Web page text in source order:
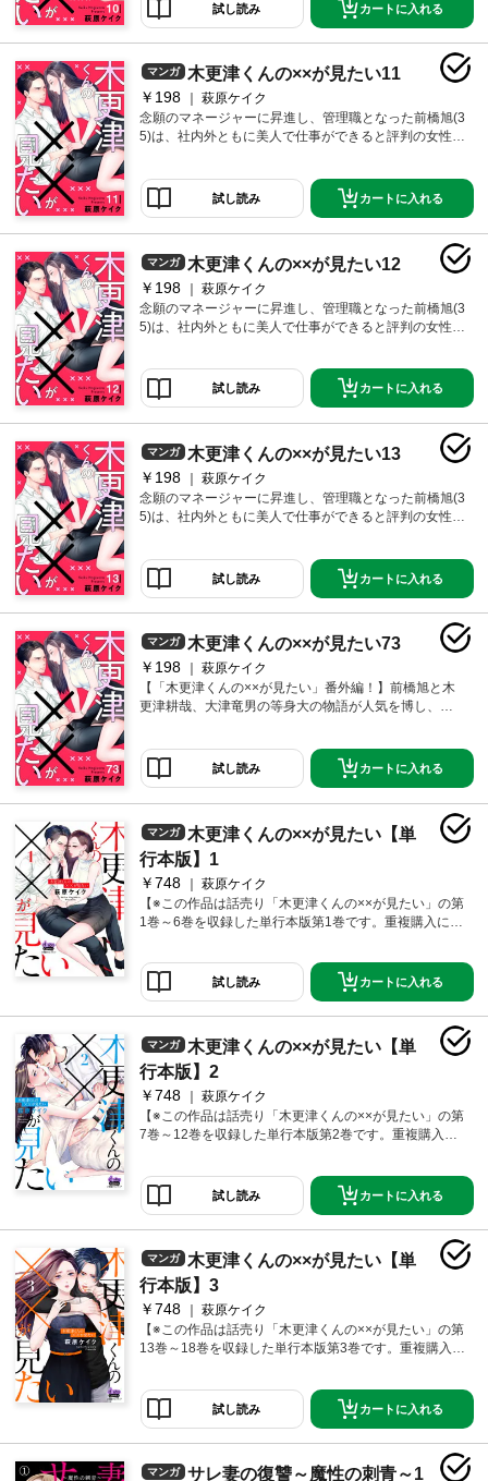
い”リハビリ恋愛！
一つの欲望が彼女の中で芽生え始め…「男の人が自分
を見て興奮して、一人でシてるところが見たい！」そ
んななか、取引先のちょっと自意識過剰なイケメンデ
ィレクター・木更津耕哉(29)と知り合うが、木更津もま
た、イジメのトラウマで女性に劣等感があり、いまだ
に、ほぼ童貞、「一人でシてるところを見られた
い！」という欲望を持っていた！？カラダの関係から
性のリアルを描いた“不器用で純粋で、少し普通じゃな
い”リハビリ恋愛！
試し読み カートに入れる
マンガ 木更津くんの××が見たい11
￥198
萩原ケイク
念願のマネージャーに昇進し、管理職となった前橋旭(3
5)は、社内外ともに美人で仕事ができると評判の女性。
めていた。「もうセックスはしたくない。」そして、
一つの欲望が彼女の中で芽生え始め…「男の人が自分
んななか、取引先のちょっと自意識過剰なイケメンデ
ィレクター・木更津耕哉(29)と知り合うが、木更津もま
た、イジメのトラウマで女性に劣等感があり、いまだ
に、ほぼ童貞、「一人でシてるところを見られた
い！」という欲望を持っていた！？カラダの関係から
性のリアルを描いた“不器用で純粋で、少し普通じゃな
い”リハビリ恋愛！
試し読み カートに入れる
マンガ 木更津くんの××が見たい12
￥198
萩原ケイク
念願のマネージャーに昇進し、管理職となった前橋旭(3
5)は、社内外ともに美人で仕事ができると評判の女性。
めていた。「もうセックスはしたくない。」そして、
一つの欲望が彼女の中で芽生え始め…「男の人が自分
んななか、取引先のちょっと自意識過剰なイケメンデ
ィレクター・木更津耕哉(29)と知り合うが、木更津もま
た、イジメのトラウマで女性に劣等感があり、いまだ
に、ほぼ童貞、「一人でシてるところを見られた
い！」という欲望を持っていた！？カラダの関係から
性のリアルを描いた“不器用で純粋で、少し普通じゃな
い”リハビリ恋愛！
試し読み カートに入れる
マンガ 木更津くんの××が見たい13
￥198
萩原ケイク
念願のマネージャーに昇進し、管理職となった前橋旭(3
5)は、社内外ともに美人で仕事ができると評判の女性。
めていた。「もうセックスはしたくない。」そして、
一つの欲望が彼女の中で芽生え始め…「男の人が自分
を見て興奮して、一人でシてるところが見たい！」そ
んななか、取引先のちょっと自意識過剰なイケメンデ
ィレクター・木更津耕哉(29)と知り合うが、木更津もま
た、イジメのトラウマで女性に劣等感があり、いまだ
に、ほぼ童貞、「一人でシてるところを見られた
い！」という欲望を持っていた！？カラダの関係から
性のリアルを描いた“不器用で純粋で、少し普通じゃな
い”リハビリ恋愛！
試し読み カートに入れる
マンガ 木更津くんの××が見たい73
￥198
萩原ケイク
【「木更津くんの××が見たい」番外編！】前橋旭と木
更津耕哉、大津竜男の等身大の物語が人気を博し、大
の前橋旭は、配属された営業部で思うように結果を出
せず、デキる鬼上司の大津竜男に厳しく絞られる日々
に似合う女性になりたくて、任された仕事を必死で頑
張る旭。一方の竜男も、実は旭のことが気になってい
て……!?
試し読み カートに入れる
マンガ
木更津くんの××が見たい【単
行本版】1
￥748
萩原ケイク
【※この作品は話売り「木更津くんの××が見たい」の第
1巻～6巻を収録した単行本版第1巻です。重複購入にご
てるところを」念願のマネージャーに昇進し、管理職
となった前橋(まえばし)旭(あさひ)(35)は、社内外とも
に美人で仕事ができると評判の女性。だが、セックス
に対して劣等感があり、それが原因で夫にも浮気をさ
れバツイチ、もう恋愛も結婚もあきらめていた。「も
うセックスはしたくない。」そして、一つの欲望が彼
女の中で芽生え始め…。そんななか、取引先のちょっ
と自意識過剰なイケメンディレクター・木更津(きさら
づ)耕哉(こうや)(29)と知り合うが、木更津もまた、イジ
メのトラウマで女性に劣等感があり、いまだに、ほぼ
なのか、需要と供給が一致した二人は本能の赴くま
ま、お互いの性欲を解消し始めて―?…。
試し読み カートに入れる
マンガ
木更津くんの××が見たい【単
行本版】2
￥748
萩原ケイク
【※この作品は話売り「木更津くんの××が見たい」の第
7巻～12巻を収録した単行本版第2巻です。重複購入に
つつも、「男の人が自分を見て興奮して、一人でシて
るところが見たい！」というねじくれた願望を抱いて
いた。そんな中、取引先のちょっと自意識過剰なイケ
メンディレクター・木更津（29）とまさかの欲望合
致。「俺は見られたいんです、ひとりでシてるところ
を！」。性癖をさらけ出す気持ちよさ、受け入れられ
る肯定感。二人はやがて、お互いのプライベートな事
情をきっかけに「セックス」に踏み出す。「私の体、
大丈夫なんだ――！」そうして、女としての自信を取
り戻すことに成功した旭。ところがその矢先、仕事の
全然ダメじゃない、そう繰り返すけれど……。一方、
木更津は自分に好意を持っている後輩女子の存在に心
が揺らぎ、好きでもないのに彼女の告白を受けてしま
い――?女性向けコミックレーベル『comic donna』か
ら生まれた、美人なのに＆イケメンなのにちょっと残
試し読み カートに入れる
マンガ
木更津くんの××が見たい【単
行本版】3
￥748
萩原ケイク
【※この作品は話売り「木更津くんの××が見たい」の第
13巻～18巻を収録した単行本版第3巻です。重複購入に
ら、『恋人』なんて肩書がなくても始められる。だけ
ど――。美人で仕事ができるけれど、セックスに劣等
感がある前橋旭（35）。「男の人が自分を見て興奮し
て、一人でシてるところが見たい！」という人には言
試し読み カートに入れる
マンガ サレ妻の復讐～魔性の刺青～1